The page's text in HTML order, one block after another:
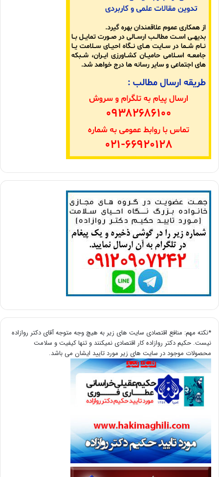
*نکته مهم: منافع اقتصادی سایت های زیر به هیچ وجه متوجه آقای دکتر روازاده
نیست. حکیم دکتر روازاده کار اقتصادی نمیکنند و تنها کیفیت و سلامت
محصولات موجود در سایت های زیر مورد تایید ایشان می باشد.